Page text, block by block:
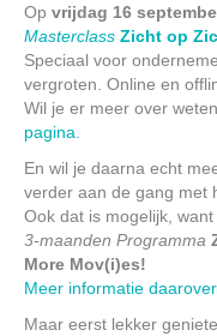
Op vrijdag 16
Masterclass Zicht op
Speciaal voor
vergroten. Online en
Wil je er meer over
pagina.
En wil je daarna echt
verder aan de gang met
Ook dat is mogelijk,
3-maanden Programma
More Mov(i)es!
Meer informatie
Maar eerst lekker